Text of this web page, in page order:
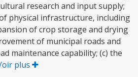
research and input supply;
physical infrastructure, including
of crop storage and drying
of municipal roads and
maintenance capability; (c) the
plus